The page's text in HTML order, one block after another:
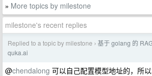
» More topics by milestone
milestone's recent replies
Replied to a topic by milestone › 基于 golang 的
quka.ai
@chendalong 可以自己配置模型地址的，所